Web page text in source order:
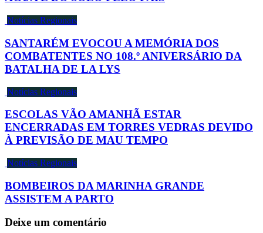
Notícias Regionais
SANTARÉM EVOCOU A MEMÓRIA DOS
COMBATENTES NO 108.º ANIVERSÁRIO DA
BATALHA DE LA LYS
Notícias Regionais
ESCOLAS VÃO AMANHÃ ESTAR
ENCERRADAS EM TORRES VEDRAS DEVIDO
À PREVISÃO DE MAU TEMPO
Notícias Regionais
BOMBEIROS DA MARINHA GRANDE
ASSISTEM A PARTO
Deixe um comentário